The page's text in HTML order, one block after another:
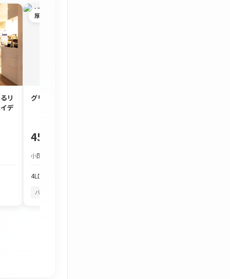
リ
デ
厚木市
グリーンタウン宮の里
450万円
小田急小田原線 本厚木駅 バス約25分
4LDK
バルコニーから花火